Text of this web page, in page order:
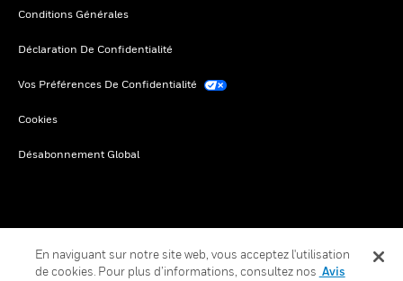
Conditions Générales
Déclaration De Confidentialité
Vos Préférences De Confidentialité
Cookies
Désabonnement Global
En naviguant sur notre site web, vous acceptez l'utilisation
de cookies. Pour plus d’informations, consultez nos Avis